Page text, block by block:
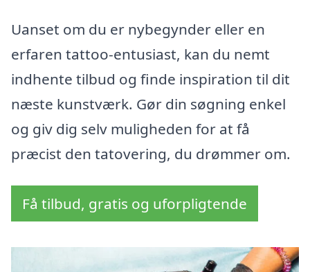
Uanset om du er nybegynder eller en
erfaren tattoo-entusiast, kan du nemt
indhente tilbud og finde inspiration til dit
næste kunstværk. Gør din søgning enkel
og giv dig selv muligheden for at få
præcist den tatovering, du drømmer om.
Få tilbud, gratis og uforpligtende